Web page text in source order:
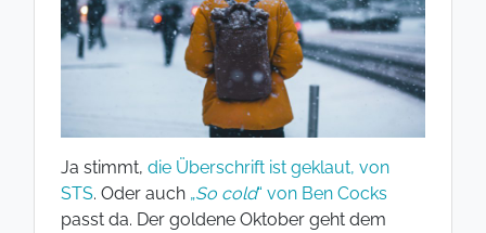
Ja stimmt, die Überschrift ist geklaut, von
STS. Oder auch „So cold“ von Ben Cocks
passt da. Der goldene Oktober geht dem